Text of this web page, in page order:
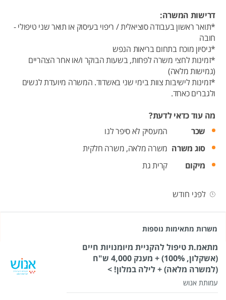
דרישות המשרה:
*תואר ראשון בעבודה סוציאלית / ריפוי בעיסוק או תואר שני טיפולי -
חובה
*ניסיון מוכח בתחום בריאות הנפש
*זמינות לחצי משרה לפחות, בשעות הבוקר ו/או אחר הצהריים
(גמישות מלאה)
*זמינות לישיבות צוות בימי שני באשדוד. המשרה מיועדת לנשים
ולגברים כאחד.
מה עוד כדאי לדעת?
שכר
המעסיק לא סיפר לנו
סוג משרה משרה מלאה, משרה חלקית
מיקום
קרית גת
לפני חודש
משרות מתאימות נוספות
מתאמ.ת טיפול להקניית מיומנויות חיים
(אשקלון, 100%) + מענק 4,000 ש"ח
(למשרה מלאה) + לילה במלון! >
עמותת אנוש